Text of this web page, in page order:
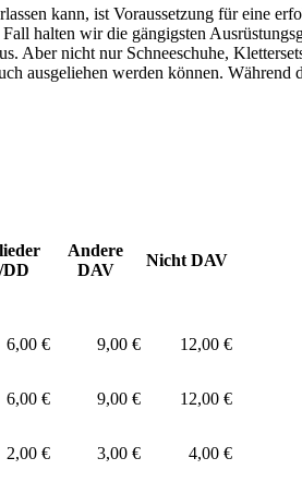
kann, ist Voraussetzung für eine
halten wir die gängigsten
Aber nicht nur Schneeschuhe,
ausgeliehen werden können.
Andere
DAV
Nicht DAV
6,00 € 9,00 € 12,00 €
6,00 € 9,00 € 12,00 €
2,00 € 3,00 € 4,00 €